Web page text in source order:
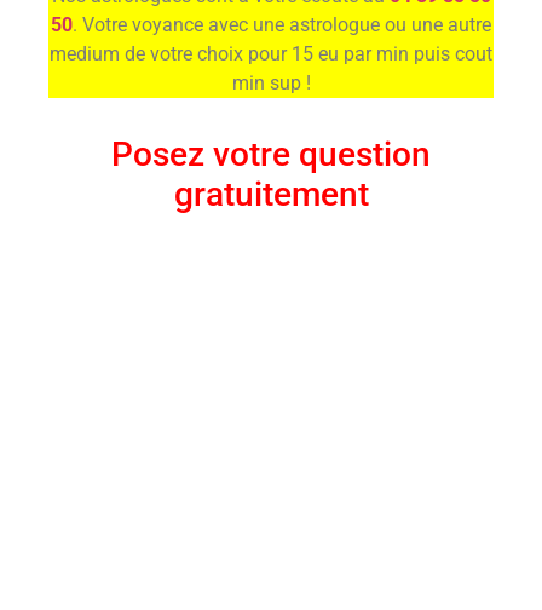
50. Votre voyance avec une astrologue ou une autre
medium de votre choix pour 15 eu par min puis cout
min sup !
Posez votre question
gratuitement